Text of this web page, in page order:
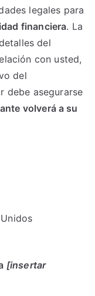
legales para
financiera. La
del
con usted,
del
debe asegurarse
volverá a su
[insertar